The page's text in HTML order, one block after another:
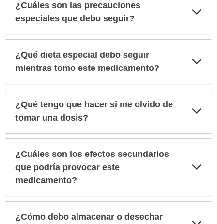
¿Cuáles son las precauciones
especiales que debo seguir?
¿Qué dieta especial debo seguir
mientras tomo este medicamento?
¿Qué tengo que hacer si me olvido de
tomar una dosis?
¿Cuáles son los efectos secundarios
que podría provocar este
medicamento?
¿Cómo debo almacenar o desechar